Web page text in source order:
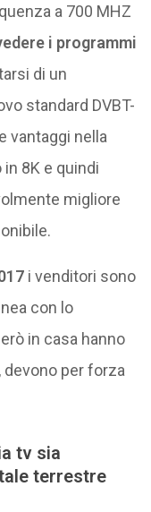
a 700 MHZ
i programmi
di un
standard DVBT-
vantaggi nella
8K e quindi
migliore
i venditori sono
con lo
in casa hanno
per forza
tv sia
terrestre